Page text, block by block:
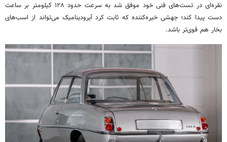
نقره‌ای در تست‌های فنی خود موفق شد به سرعت حدود ۱۲۸ کیلومتر بر ساعت
دست پیدا کند؛ جهشی خیره‌کننده که ثابت کرد آیرودینامیک می‌تواند از اسب‌های
بخار هم قوی‌تر باشد.